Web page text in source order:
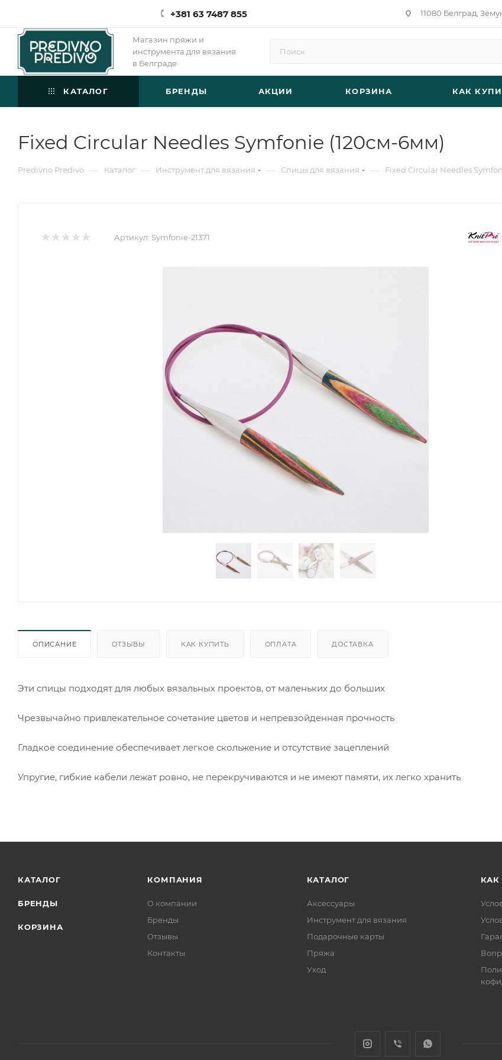
+381 63 7487 855 11080 Белград,
Магазин пряжи и
инструмента для вязания
в Белграде
КАТАЛОГ БРЕНДЫ АКЦИИ КОРЗИНА КАК
Fixed Circular Needles Symfonie (120см-6мм)
Predivno Predivo — Каталог — Инструмент для вязания — Спицы для вязания — Fixed Circular Needles
Артикул: Symfonie-21371
ОПИСАНИЕ ОТЗЫВЫ КАК КУПИТЬ ОПЛАТА ДОСТАВКА
Эти спицы подходят для любых вязальных проектов, от маленьких до больших
Чрезвычайно привлекательное сочетание цветов и непревзойденная прочность
Гладкое соединение обеспечивает легкое скольжение и отсутствие зацеплений
Упругие, гибкие кабели лежат ровно, не перекручиваются и не имеют памяти, их легко хранить
КАТАЛОГ
БРЕНДЫ
КОРЗИНА
КОМПАНИЯ
О компании
Бренды
Отзывы
Контакты
КАТАЛОГ
Аксессуары
Инструмент для вязания
Подарочные карты
Пряжа
Уход
КАК